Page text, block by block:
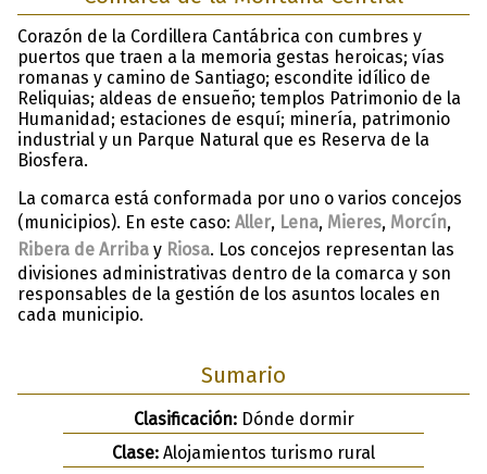
Corazón de la Cordillera Cantábrica con cumbres y
puertos que traen a la memoria gestas heroicas; vías
romanas y camino de Santiago; escondite idílico de
Reliquias; aldeas de ensueño; templos Patrimonio de la
Humanidad; estaciones de esquí; minería, patrimonio
industrial y un Parque Natural que es Reserva de la
Biosfera.
La comarca está conformada por uno o varios concejos
(municipios). En este caso: Aller, Lena, Mieres, Morcín,
Ribera de Arriba y Riosa. Los concejos representan las
divisiones administrativas dentro de la comarca y son
responsables de la gestión de los asuntos locales en
cada municipio.
Sumario
Clasificación:Dónde dormir
Clase: Alojamientos turismo rural